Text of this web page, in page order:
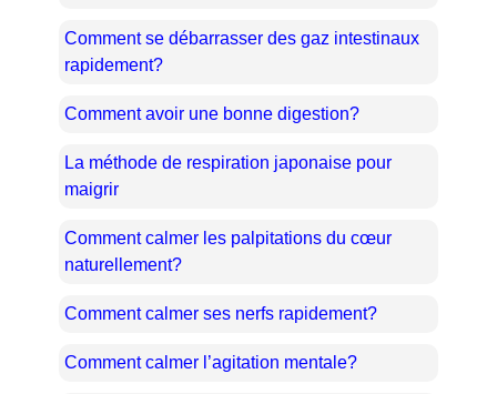
Comment se débarrasser des gaz intestinaux
rapidement?
Comment avoir une bonne digestion?
La méthode de respiration japonaise pour
maigrir
Comment calmer les palpitations du cœur
naturellement?
Comment calmer ses nerfs rapidement?
Comment calmer l’agitation mentale?